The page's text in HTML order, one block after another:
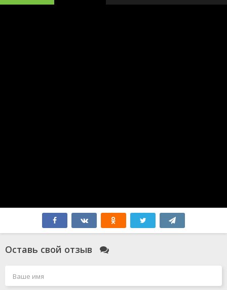
День Шакала
Пророчество
никому
Оставь свой отзыв